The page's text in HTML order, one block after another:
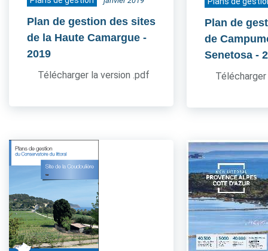
Plan de gestion des sites
de la Haute Camargue -
2019
Télécharger la version .pdf
Plan de
de
Senetosa -